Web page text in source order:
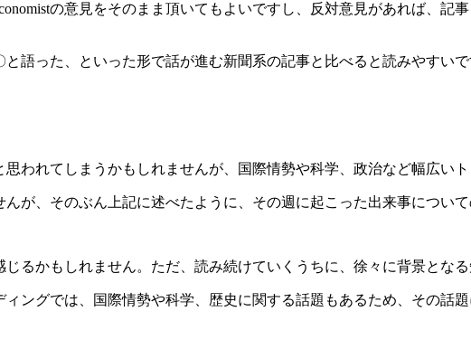
の意見をそのまま頂いてもよいですし、反対意見があれば、記
語った、といった形で話が進む新聞系の記事と比べると読みやすい
われてしまうかもしれませんが、国際情勢や科学、政治など幅広い
が、そのぶん上記に述べたように、その週に起こった出来事について
るかもしれません。ただ、読み続けていくうちに、徐々に背景となる
ングでは、国際情勢や科学、歴史に関する話題もあるため、その話